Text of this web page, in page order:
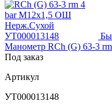
Манометр RCh (G) 63-3
Под заказ
Артикул
УТ000013148